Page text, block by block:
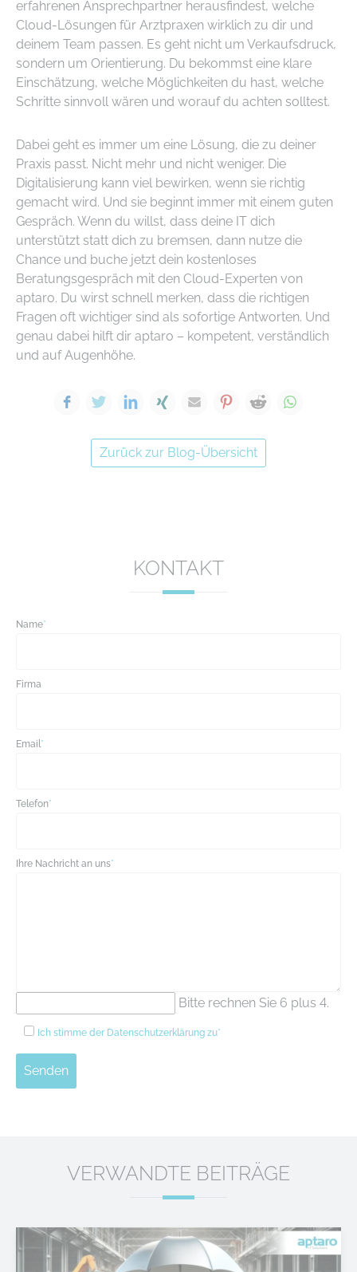
Facebook
Twitter LinkedInXing E-mail PinterestReddit
erfahrenen Ansprechpartner herausfindest, welche
Cloud-Lösungen für Arztpraxen wirklich zu dir und
deinem Team passen. Es geht nicht um Verkaufsdruck,
sondern um Orientierung. Du bekommst eine klare
Einschätzung, welche Möglichkeiten du hast, welche
Schritte sinnvoll wären und worauf du achten solltest.
Dabei geht es immer um eine Lösung, die zu deiner
Praxis passt. Nicht mehr und nicht weniger. Die
Digitalisierung kann viel bewirken, wenn sie richtig
gemacht wird. Und sie beginnt immer mit einem guten
Gespräch. Wenn du willst, dass deine IT dich
unterstützt statt dich zu bremsen, dann nutze die
Chance und buche jetzt dein kostenloses
Beratungsgespräch mit den Cloud-Experten von
aptaro. Du wirst schnell merken, dass die richtigen
Fragen oft wichtiger sind als sofortige Antworten. Und
genau dabei hilft dir aptaro – kompetent, verständlich
und auf Augenhöhe.
Zurück zur Blog-Übersicht
KONTAKT
Name*
Firma
Email*
Telefon*
Ihre Nachricht an uns*
Bitte rechnen Sie 6 plus 4.
Ich stimme der Datenschutzerklärung zu*
Senden
VERWANDTE BEITRÄGE